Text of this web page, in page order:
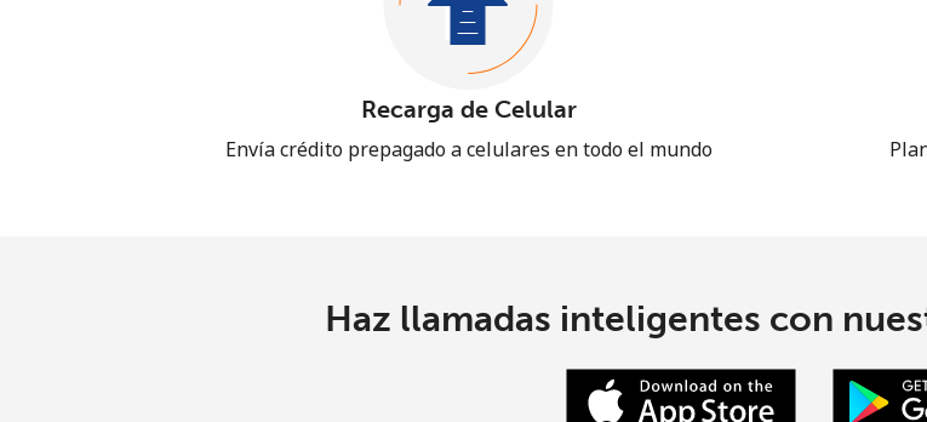
Recarga de Celular
Envía crédito prepagado a celulares en todo el mundo
Haz llamadas inteligentes con